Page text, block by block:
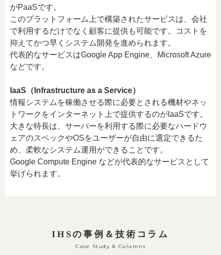
がPaaSです。
このプラットフォーム上で構築されたサービスは、会社
で利用するだけでなく顧客に提供も可能です。コストを
抑えてかつ早くシステム開発を進められます。
代表的なサービスはGoogle App Engine、Microsoft Azure
などです。
IaaS（Infrastructure as a Service）
情報システムを稼働させる際に必要とされる機材やネッ
トワークをインターネット上で提供するのがIaaSです。
大きな特長は、サーバーを利用する際に必要なハードウ
ェアのスペックやOSをユーザーが自由に選定できるた
め、柔軟なシステム運用ができることです。
Google Compute Engine などが代表的なサービスとして
挙げられます。
IHSの事例＆技術コラム
Case Study & Columns